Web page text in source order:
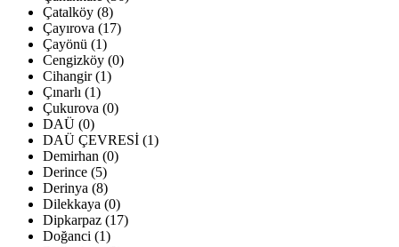
Çatalköy (8)
Çayırova (17)
Çayönü (1)
Cengizköy (0)
Cihangir (1)
Çınarlı (1)
Çukurova (0)
DAÜ (0)
DAÜ ÇEVRESİ (1)
Demirhan (0)
Derince (5)
Derinya (8)
Dilekkaya (0)
Dipkarpaz (17)
Doğanci (1)